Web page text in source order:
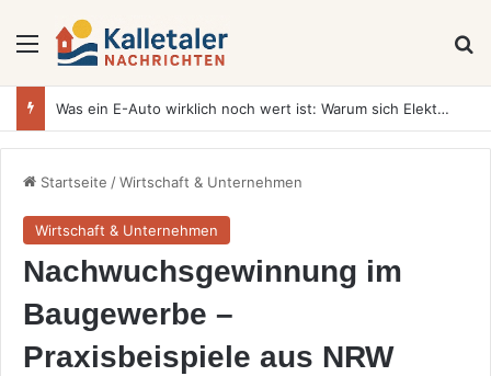
Menü
Was ein E-Auto wirklich noch wert ist: Warum sich Elektrofahrzeuge bei der Wertermittlung anders verhalten als Verbrenner
Startseite /Wirtschaft & Unternehmen
Wirtschaft & Unternehmen
Nachwuchsgewinnung im
Baugewerbe –
Praxisbeispiele aus NRW